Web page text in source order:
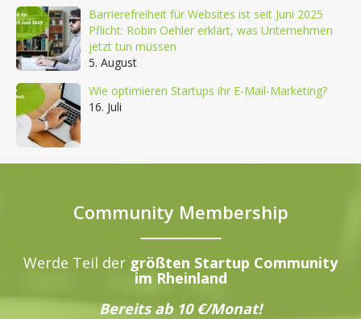
Barrierefreiheit für Websites ist seit Juni 2025
Pflicht: Robin Oehler erklärt, was Unternehmen
jetzt tun müssen
5. August
Wie optimieren Startups ihr E-Mail-Marketing?
16. Juli
Community Membership
Werde Teil der größten Startup Community
im Rheinland
Bereits ab 10 €/Monat!